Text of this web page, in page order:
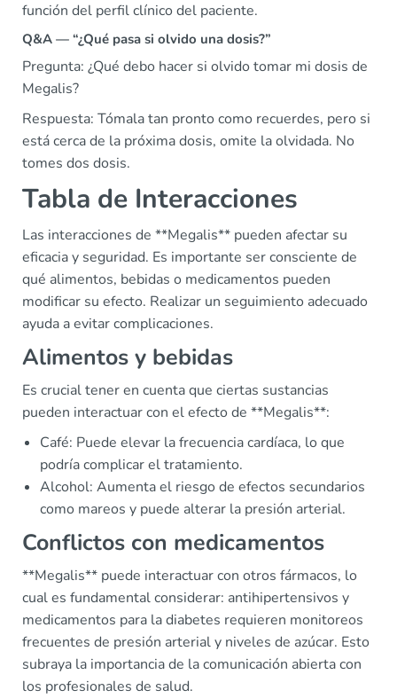
función del perfil clínico del paciente.
Q&A — “¿Qué pasa si olvido una dosis?”
Pregunta: ¿Qué debo hacer si olvido tomar mi dosis de
Megalis?
Respuesta: Tómala tan pronto como recuerdes, pero si
está cerca de la próxima dosis, omite la olvidada. No
tomes dos dosis.
Tabla de Interacciones
Las interacciones de **Megalis** pueden afectar su
eficacia y seguridad. Es importante ser consciente de
qué alimentos, bebidas o medicamentos pueden
modificar su efecto. Realizar un seguimiento adecuado
ayuda a evitar complicaciones.
Alimentos y bebidas
Es crucial tener en cuenta que ciertas sustancias
pueden interactuar con el efecto de **Megalis**:
Café: Puede elevar la frecuencia cardíaca, lo que
podría complicar el tratamiento.
Alcohol: Aumenta el riesgo de efectos secundarios
como mareos y puede alterar la presión arterial.
Conflictos con medicamentos
**Megalis** puede interactuar con otros fármacos, lo
cual es fundamental considerar: antihipertensivos y
medicamentos para la diabetes requieren monitoreos
frecuentes de presión arterial y niveles de azúcar. Esto
subraya la importancia de la comunicación abierta con
los profesionales de salud.